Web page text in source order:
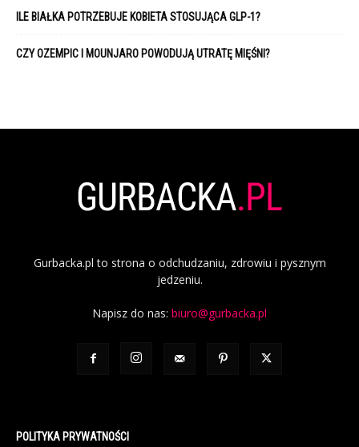
ILE BIAŁKA POTRZEBUJE KOBIETA STOSUJĄCA GLP-1?
CZY OZEMPIC I MOUNJARO POWODUJĄ UTRATĘ MIĘŚNI?
Gurbacka.pl to strona o odchudzaniu, zdrowiu i pysznym
jedzeniu.
Napisz do nas: biuro@gurbacka.pl
POLITYKA PRYWATNOŚCI